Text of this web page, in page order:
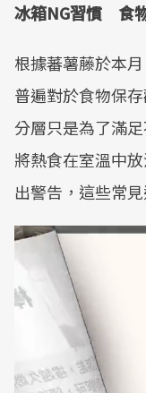
冰箱NG習慣 食
根據蕃薯藤於本
普遍對於食物保
分層只是為了滿
將熱食在室溫中
出警告，這些常